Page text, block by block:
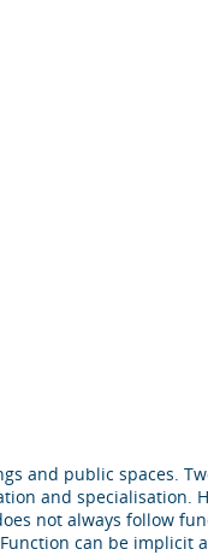
and public spaces.
and specialisation.
not always follow
can be implicit